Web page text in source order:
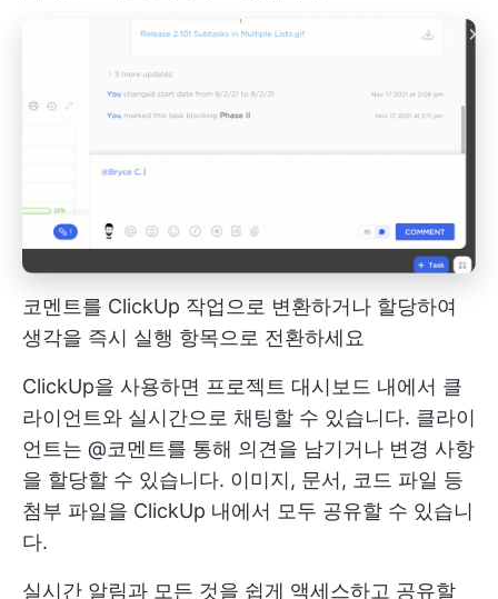
코멘트를 ClickUp 작업으로 변환하거나 할당하여
생각을 즉시 실행 항목으로 전환하세요
ClickUp을 사용하면 프로젝트 대시보드 내에서 클
라이언트와 실시간으로 채팅할 수 있습니다. 클라이
언트는 @코멘트를 통해 의견을 남기거나 변경 사항
을 할당할 수 있습니다. 이미지, 문서, 코드 파일 등
첨부 파일을 ClickUp 내에서 모두 공유할 수 있습니
다.
실시간 알림과 모든 것을 쉽게 액세스하고 공유할